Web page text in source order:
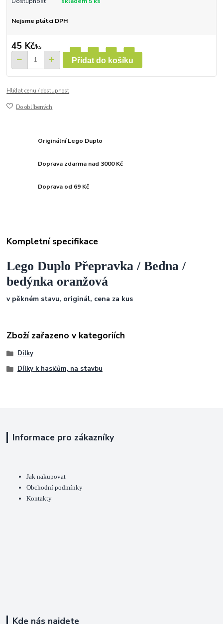
Nejsme plátci DPH
45 Kč/ks
Přidat do košíku
Hlídat cenu / dostupnost
Do oblíbených
Originální Lego Duplo
Doprava zdarma nad 3000 Kč
Doprava od 69 Kč
Kompletní specifikace
Lego Duplo Přepravka / Bedna /
bedýnka oranžová
v pěkném stavu, originál, cena za kus
Zboží zařazeno v kategoriích
Dílky
Dílky k hasičům, na stavbu
Informace pro zákazníky
Jak nakupovat
Obchodní podmínky
Kontakty
Kde nás najdete